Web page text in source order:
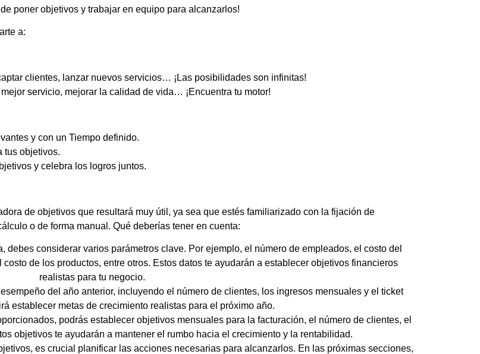
poner objetivos y trabajar en equipo para alcanzarlos!
a:
clientes, lanzar nuevos servicios… ¡Las posibilidades son infinitas!
servicio, mejorar la calidad de vida… ¡Encuentra tu motor!
y con un Tiempo definido.
tus objetivos.
y celebra los logros juntos.
de objetivos que resultará muy útil, ya sea que estés familiarizado con la fijación de
o de forma manual. Qué deberías tener en cuenta:
debes considerar varios parámetros clave. Por ejemplo, el número de empleados, el costo del
de los productos, entre otros. Estos datos te ayudarán a establecer objetivos financieros
realistas para tu negocio.
del año anterior, incluyendo el número de clientes, los ingresos mensuales y el ticket
establecer metas de crecimiento realistas para el próximo año.
podrás establecer objetivos mensuales para la facturación, el número de clientes, el
objetivos te ayudarán a mantener el rumbo hacia el crecimiento y la rentabilidad.
es crucial planificar las acciones necesarias para alcanzarlos. En las próximas secciones,